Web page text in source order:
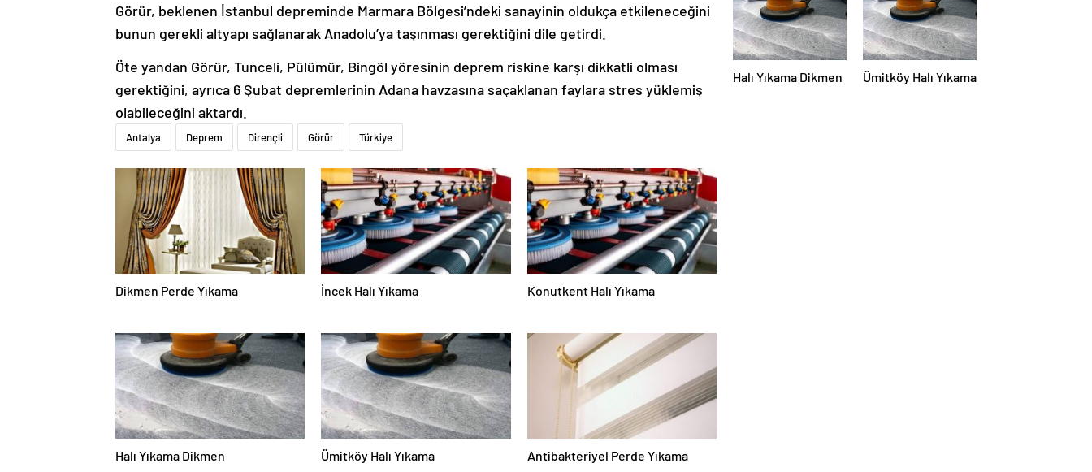
Görür, beklenen İstanbul depreminde Marmara Bölgesi’ndeki sanayinin oldukça etkileneceğini
bunun gerekli altyapı sağlanarak Anadolu’ya taşınması gerektiğini dile getirdi.
Öte yandan Görür, Tunceli, Pülümür, Bingöl yöresinin deprem riskine karşı dikkatli olması
gerektiğini, ayrıca 6 Şubat depremlerinin Adana havzasına saçaklanan faylara stres yüklemiş
olabileceğini aktardı.
Antalya Deprem Dirençli Görür Türkiye
Dikmen Perde Yıkama İncek Halı Yıkama Konutkent Halı Yıkama
Halı Yıkama Dikmen Ümitköy Halı Yıkama Antibakteriyel Perde Yıkama
Halı Yıkama Dikmen Ümitköy Halı Yıkama